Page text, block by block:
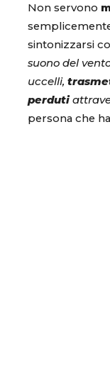
Non servono
sintonizzarsi
suono del
uccelli,
perduti
persona che